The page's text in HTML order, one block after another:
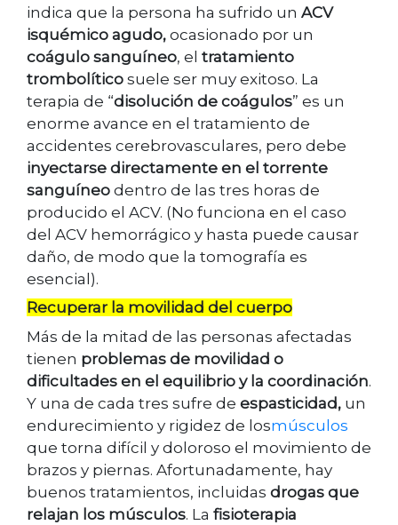
indica que la persona ha sufrido un ACV
isquémico agudo, ocasionado por un
coágulo sanguíneo, el tratamiento
trombolítico suele ser muy exitoso. La
terapia de “disolución de coágulos” es un
enorme avance en el tratamiento de
accidentes cerebrovasculares, pero debe
inyectarse directamente en el torrente
sanguíneo dentro de las tres horas de
producido el ACV. (No funciona en el caso
del ACV hemorrágico y hasta puede causar
daño, de modo que la tomografía es
esencial).
Recuperar la movilidad del cuerpo
Más de la mitad de las personas afectadas
tienen problemas de movilidad o
dificultades en el equilibrio y la coordinación.
Y una de cada tres sufre de espasticidad, un
endurecimiento y rigidez de losmúsculos
que torna difícil y doloroso el movimiento de
brazos y piernas. Afortunadamente, hay
buenos tratamientos, incluidas drogas que
relajan los músculos. La fisioterapia